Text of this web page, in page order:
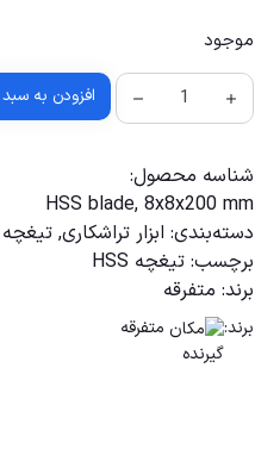
موجود
افزودن به
شناسه محصول:
HSS blade, 8x8x200 mm
دسته‌بندی: ابزار تراشکاری,
برچسب: تیغچه HSS
برند: متفرقه
برند: متفرقه